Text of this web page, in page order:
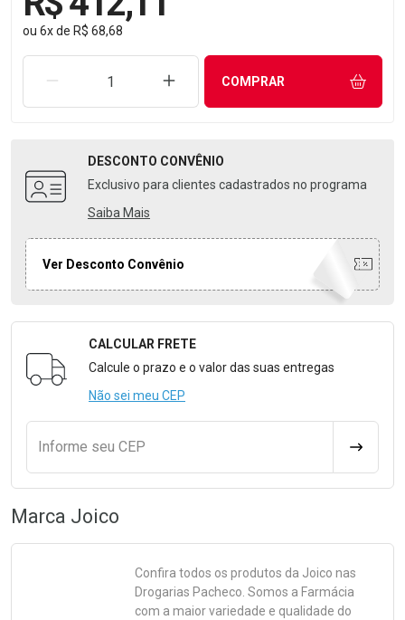
ou 6xde R$ 68,68
REMOVER UMA UNIDADEAUMENTAR UMA UNIDADE
COMPRAR
DESCONTO CONVÊNIO
Exclusivo para clientes cadastrados no programa
Saiba Mais
Ver Desconto Convênio
Formulário para Calcular o Frete
CALCULAR FRETE
Calcule o prazo e o valor das suas entregas
Não sei meu CEP
Informe seu CEP
Marca Joico
Confira todos os produtos da Joico nas
Drogarias Pacheco. Somos a Farmácia
com a maior variedade e qualidade do